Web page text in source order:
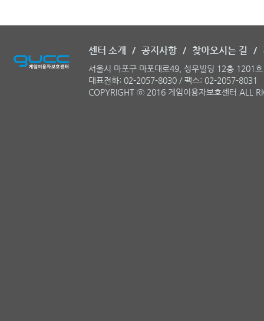
센터 소개 / 공지사항 / 찾아오시는 길 /
서울시 마포구 마포대로49, 성우빌딩 12층 1201
대표전화: 02-2057-8030 / 팩스: 02-2057-8031
COPYRIGHT ⓒ 2016 게임이용자보호센터 ALL